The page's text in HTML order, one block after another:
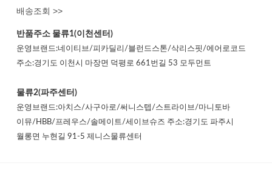
배송조회 >>
반품주소 물류1(이천센터)
운영브랜드:네이티브/피카딜리/블런드스톤/삭리스핏/에어로코드
주소:경기도 이천시 마장면 덕평로 661번길 53 모두먼트
물류2(파주센터)
운영브랜드:아치스/사구아로/써니스텝/스트라이브/마니토바
이뮤/HBB/프레우스/솔메이트/세이브슈즈 주소:경기도 파주시
월롱면 누현길 91-5 제니스물류센터